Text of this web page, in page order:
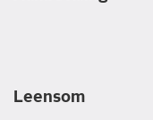
Leensom